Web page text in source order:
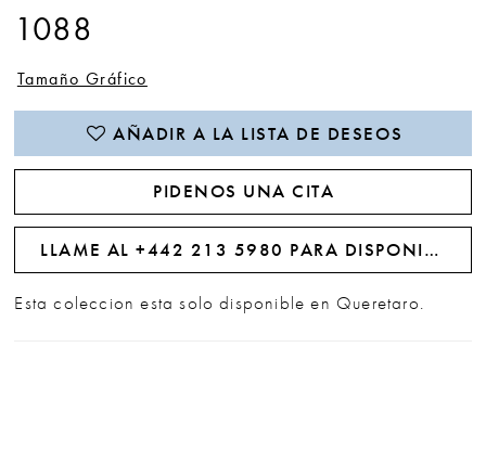
1088
Tamaño Gráfico
AÑADIR A LA LISTA DE DESEOS
PIDENOS UNA CITA
LLAME AL +442 213 5980 PARA DISPONIBILIDAD
Esta coleccion esta solo disponible en Queretaro.